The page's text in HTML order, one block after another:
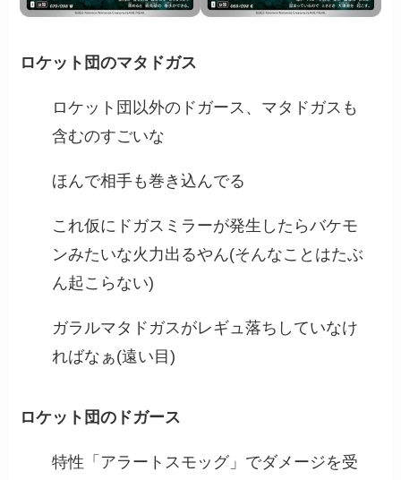
ロケット団のマタドガス
ロケット団以外のドガース、マタドガスも
含むのすごいな
ほんで相手も巻き込んでる
これ仮にドガスミラーが発生したらバケモ
ンみたいな火力出るやん(そんなことはたぶ
ん起こらない)
ガラルマタドガスがレギュ落ちしていなけ
ればなぁ(遠い目)
ロケット団のドガース
特性「アラートスモッグ」でダメージを受